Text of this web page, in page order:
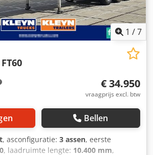
1 /7
€ 34.950
vraagprijs excl. btw
Bellen
, asconfiguratie: 3 assen, eerste
, laadruimte lengte: 10.400 mm,